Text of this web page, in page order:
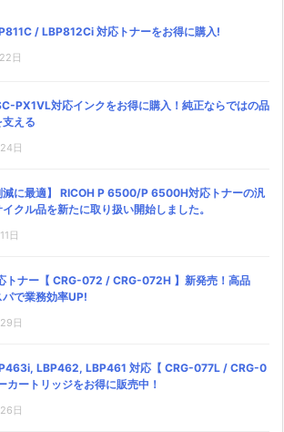
/ LBP812Ci 対応トナーをお得に購入!
日
PX1VL対応インクをお得に購入！純正ならではの品
える
日
減に最適】 RICOH P 6500/P 6500H対応トナーの汎
クル品を新たに取り扱い開始しました。
日
トナー【 CRG-072 / CRG-072H 】新発売！高品
で業務効率UP!
日
LBP462, LBP461 対応【 CRG-077L / CRG-0
カートリッジをお得に販売中！
日